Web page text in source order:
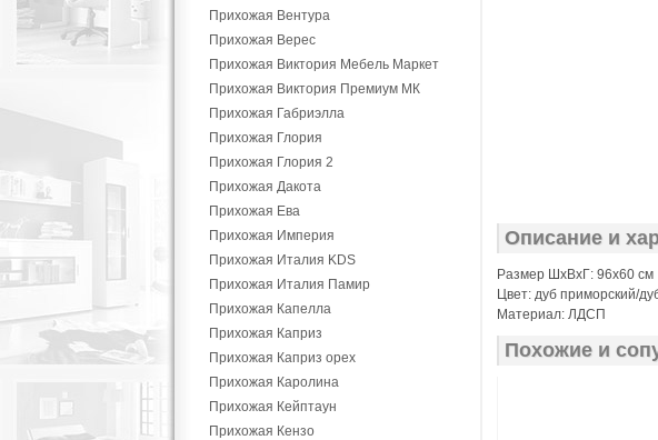
Прихожая Вентура
Прихожая Верес
Прихожая Виктория Мебель Маркет
Прихожая Виктория Премиум МК
Прихожая Габриэлла
Прихожая Глория
Прихожая Глория 2
Прихожая Дакота
Прихожая Ева
Прихожая Империя
Прихожая Италия KDS
Прихожая Италия Памир
Прихожая Капелла
Прихожая Каприз
Прихожая Каприз орех
Прихожая Каролина
Прихожая Кейптаун
Прихожая Кензо
Описание и
Размер ШхВхГ: 96х60 см
Цвет: дуб приморский/
Материал: ЛДСП
Похожие и